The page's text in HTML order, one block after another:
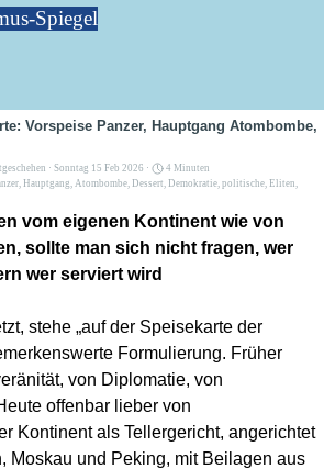
Spiegel
Vorspeise Panzer, Hauptgang Atombombe,
· Sonntag 15 Feb 2026 ·
4 Minuten
, Hauptgang, Atombombe, Dessert, Demokratie, politische, Eliten,
vom eigenen Kontinent wie von
sollte man sich nicht fragen, wer
wer serviert wird
stehe „auf der Speisekarte der
Formulierung. Früher
von Diplomatie, von
offenbar lieber von
Kontinent als Tellergericht, angerichtet
Moskau und Peking, mit Beilagen aus